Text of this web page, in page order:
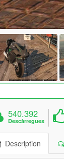
540.392
Descàrregues
Description